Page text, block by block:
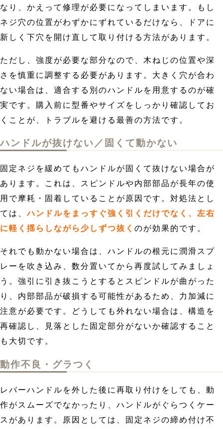
なり、かえって修理が必要になってしまいます。もし
ネジ穴の位置がわずかにずれているだけなら、ドアに
新しく下穴を開け直して取り付ける方法があります。
ただし、強度が必要な部分なので、木ねじの位置や深
さを慎重に調整する必要があります。大きく穴が合わ
ない場合は、適合する別のハンドルを用意するのが確
実です。購入前に型番やサイズをしっかり確認してお
くことが、トラブルを避ける最善の方法です。
ハンドルが抜けない／固くて動かない
固定ネジを緩めてもハンドルが固くて抜けない場合が
あります。これは、スピンドルや内部部品が長年の使
用で摩耗・固着していることが原因です。対処法とし
ては、ハンドルをまっすぐ強く引くだけでなく、左右
に軽く揺らしながら少しずつ抜く のが効果的です。
それでも動かない場合は、ハンドルの根元に潤滑スプ
レーを吹き込み、数分置いてから再度試してみましょ
う。強引に引き抜こうとするとスピンドルが曲がった
り、内部部品が破損する可能性があるため、力加減に
注意が必要です。どうしても外れない場合は、構造を
再確認し、見落とした固定部分がないか確認すること
も大切です。
動作不良・グラつく
レバーハンドルを外した後に再取り付けをしても、動
作がスムーズでなかったり、ハンドルがぐらつくケー
スがあります。原因としては、固定ネジの締め付け不